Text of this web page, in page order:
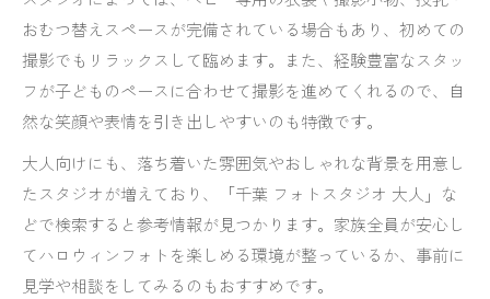
おむつ替えスペースが完備されている場合もあり、初めての
撮影でもリラックスして臨めます。また、経験豊富なスタッ
フが子どものペースに合わせて撮影を進めてくれるので、自
然な笑顔や表情を引き出しやすいのも特徴です。
大人向けにも、落ち着いた雰囲気やおしゃれな背景を用意し
たスタジオが増えており、「千葉 フォトスタジオ 大人」な
どで検索すると参考情報が見つかります。家族全員が安心し
てハロウィンフォトを楽しめる環境が整っているか、事前に
見学や相談をしてみるのもおすすめです。